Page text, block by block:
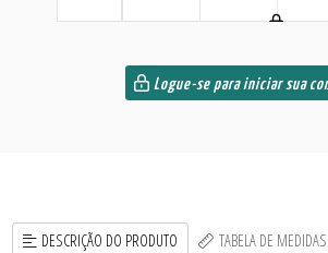
Logue-se para iniciar sua
DESCRIÇÃO DO PRODUTO TABELA DE MEDIDAS